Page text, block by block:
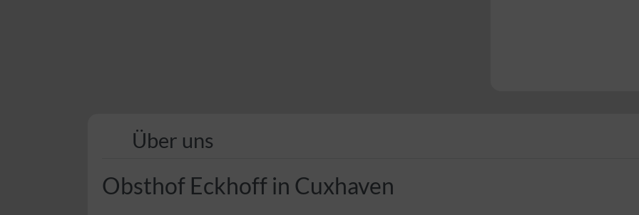
Über uns
Obsthof Eckhoff in Cuxhaven